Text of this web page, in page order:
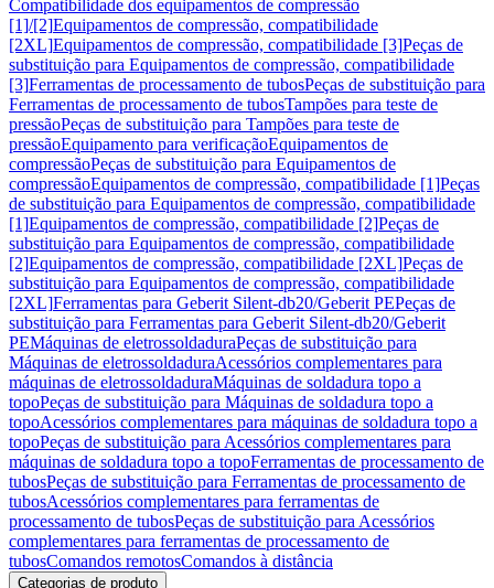
Compatibilidade dos equipamentos de compressão
[1]/[2]Equipamentos de compressão, compatibilidade
[2XL]Equipamentos de compressão, compatibilidade [3]Peças de
substituição para Equipamentos de compressão, compatibilidade
[3]Ferramentas de processamento de tubosPeças de substituição para
Ferramentas de processamento de tubosTampões para teste de
pressãoPeças de substituição para Tampões para teste de
pressãoEquipamento para verificaçãoEquipamentos de
compressãoPeças de substituição para Equipamentos de
compressãoEquipamentos de compressão, compatibilidade [1]Peças
de substituição para Equipamentos de compressão, compatibilidade
[1]Equipamentos de compressão, compatibilidade [2]Peças de
substituição para Equipamentos de compressão, compatibilidade
[2]Equipamentos de compressão, compatibilidade [2XL]Peças de
substituição para Equipamentos de compressão, compatibilidade
[2XL]Ferramentas para Geberit Silent-db20/Geberit PEPeças de
substituição para Ferramentas para Geberit Silent-db20/Geberit
PEMáquinas de eletrossoldaduraPeças de substituição para
Máquinas de eletrossoldaduraAcessórios complementares para
máquinas de eletrossoldaduraMáquinas de soldadura topo a
topoPeças de substituição para Máquinas de soldadura topo a
topoAcessórios complementares para máquinas de soldadura topo a
topoPeças de substituição para Acessórios complementares para
máquinas de soldadura topo a topoFerramentas de processamento de
tubosPeças de substituição para Ferramentas de processamento de
tubosAcessórios complementares para ferramentas de
processamento de tubosPeças de substituição para Acessórios
complementares para ferramentas de processamento de
tubosComandos remotosComandos à distância
Categorias de produto